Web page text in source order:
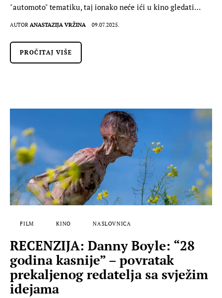
"automoto" tematiku, taj ionako neće ići u kino gledati…
AUTOR ANASTAZIJA VRŽINA 09.07.2025.
PROČITAJ VIŠE
FILM KINO NASLOVNICA
RECENZIJA: Danny Boyle: “28
godina kasnije” – povratak
prekaljenog redatelja sa svježim
idejama